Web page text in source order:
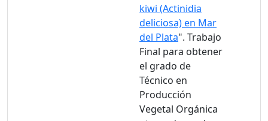
kiwi (Actinidia
deliciosa) en Mar
del Plata". Trabajo
Final para obtener
el grado de
Técnico en
Producción
Vegetal Orgánica